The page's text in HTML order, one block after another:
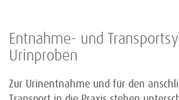
Entnahme- und
Urinproben
Zur Urinentnahme und für den